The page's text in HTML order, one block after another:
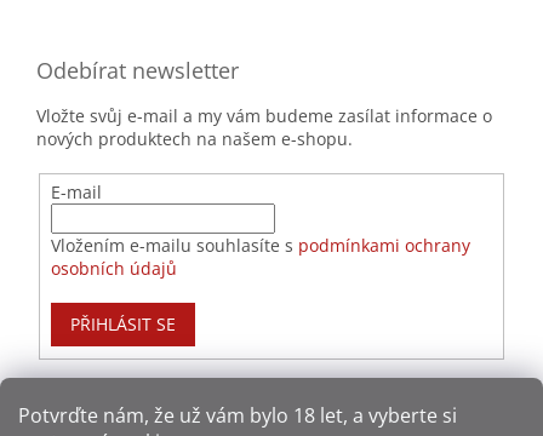
Potvrďte nám​​, že už vám bylo 18 let, a vyberte si
Odebírat newsletter
Vložte svůj e-mail a my vám budeme zasílat informace o
nových produktech na našem e-shopu.
E-mail
Vložením e-mailu souhlasíte s podmínkami ochrany
osobních údajů
PŘIHLÁSIT SE